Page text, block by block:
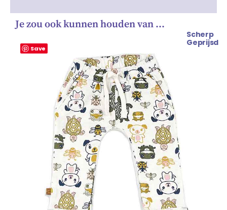
Je zou ook kunnen houden van …
Save
Scherp
Geprijsd
prijs
€ 12.99.